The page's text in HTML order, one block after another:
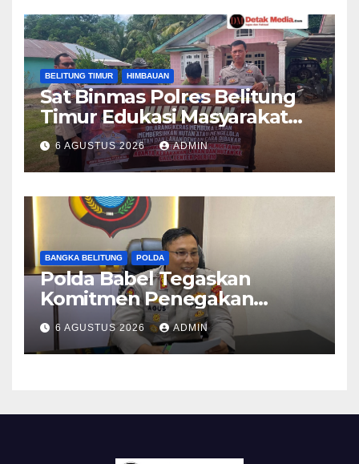
BELITUNG TIMUR HIMBAUAN
Sat Binmas Polres Belitung
Timur Edukasi Masyarakat
Desa Padang tentang
Bahaya Karhutla
6 AGUSTUS 2026 ADMIN
BANGKA BELITUNG POLDA
Polda Babel Tegaskan
Komitmen Penegakan
Hukum Terkait Perkara 53
Ton Pasir Timah Ilegal di
Belitung
6 AGUSTUS 2026 ADMIN